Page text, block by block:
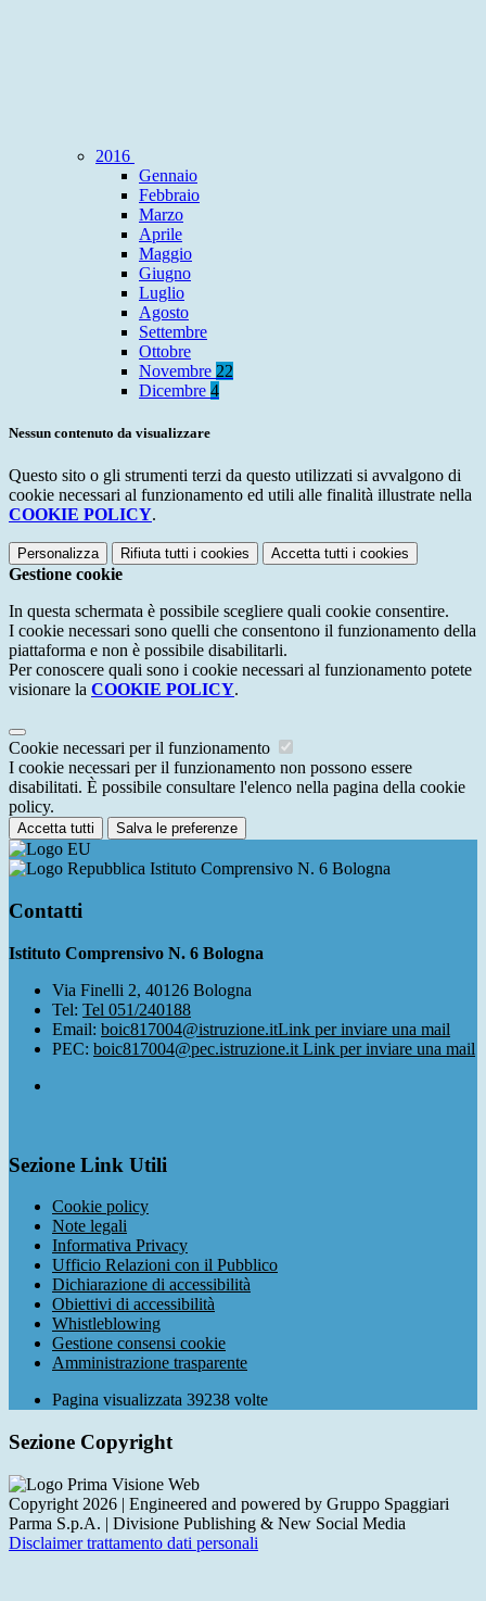
2016
Gennaio
Febbraio
Marzo
Aprile
Maggio
Giugno
Luglio
Agosto
Settembre
Ottobre
Novembre 22
Dicembre 4
Nessun contenuto da visualizzare
Questo sito o gli strumenti terzi da questo utilizzati si avvalgono di
cookie necessari al funzionamento ed utili alle finalità illustrate nella
COOKIE POLICY.
Personalizza Rifiuta tutti i cookies Accetta tutti i cookies
Gestione cookie
In questa schermata è possibile scegliere quali cookie consentire.
I cookie necessari sono quelli che consentono il funzionamento della
piattaforma e non è possibile disabilitarli.
Per conoscere quali sono i cookie necessari al funzionamento potete
visionare la COOKIE POLICY.
Cookie necessari per il funzionamento
I cookie necessari per il funzionamento non possono essere
disabilitati. È possibile consultare l'elenco nella pagina della cookie
policy.
Accetta tutti Salva le preferenze
Istituto Comprensivo N. 6 Bologna
Contatti
Istituto Comprensivo N. 6 Bologna
Via Finelli 2, 40126 Bologna
Tel: Tel 051/240188
Email: boic817004@istruzione.itLink per inviare una mail
PEC: boic817004@pec.istruzione.it Link per inviare una mail
Sezione Link Utili
Cookie policy
Note legali
Informativa Privacy
Ufficio Relazioni con il Pubblico
Dichiarazione di accessibilità
Obiettivi di accessibilità
Whistleblowing
Gestione consensi cookie
Amministrazione trasparente
Pagina visualizzata 39238 volte
Sezione Copyright
Copyright 2026 | Engineered and powered by Gruppo Spaggiari
Parma S.p.A. | Divisione Publishing & New Social Media
Disclaimer trattamento dati personali